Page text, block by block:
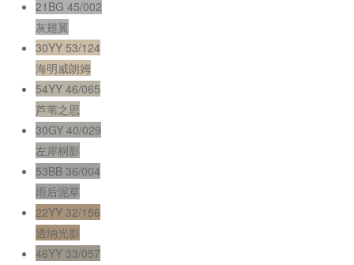
21BG 45/002
灰翅翼
30YY 53/124
海明威朗姆
54YY 46/065
芦苇之思
30GY 40/029
左岸桐影
53BB 36/004
雨后泥草
22YY 32/156
透纳光影
46YY 33/057